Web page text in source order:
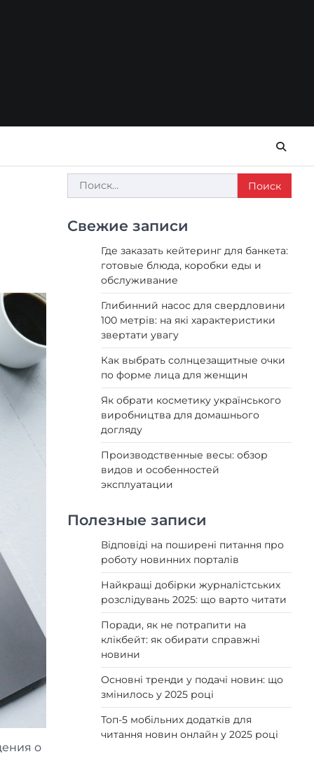
о
Найти:
Свежие записи
Где заказать кейтеринг для банкета:
готовые блюда, коробки еды и
обслуживание
Глибинний насос для свердловини
100 метрів: на які характеристики
звертати увагу
Как выбрать солнцезащитные очки
по форме лица для женщин
Як обрати косметику українського
виробництва для домашнього
догляду
Производственные весы: обзор
видов и особенностей
эксплуатации
Полезные записи
Відповіді на поширені питання про
роботу новинних порталів
Найкращі добірки журналістських
розслідувань 2025: що варто читати
Поради, як не потрапити на
клікбейт: як обирати справжні
новини
Основні тренди у подачі новин: що
змінилось у 2025 році
Топ-5 мобільних додатків для
читання новин онлайн у 2025 році